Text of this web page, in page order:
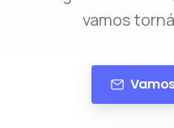
vamos